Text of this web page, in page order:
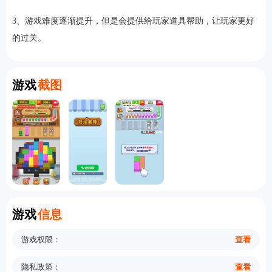
3、游戏难度逐渐提升，但是会提供给玩家道具帮助，让玩家更好
的过关。
游戏截图
Screenshot
游戏信息
Information
游戏权限： 查看
隐私政策： 查看